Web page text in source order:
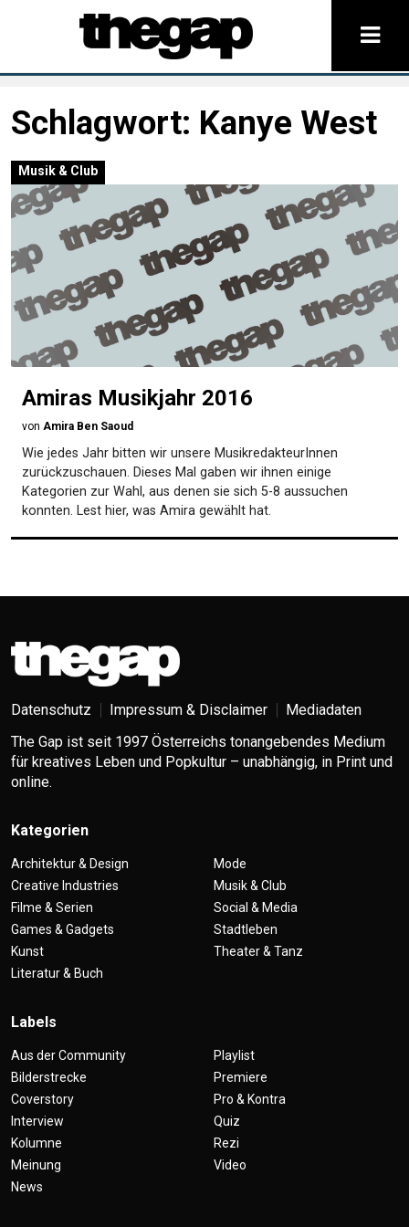
Schlagwort: Kanye West
Musik & Club
Amiras Musikjahr 2016
von Amira Ben Saoud
Wie jedes Jahr bitten wir unsere MusikredakteurInnen
zurückzuschauen. Dieses Mal gaben wir ihnen einige
Kategorien zur Wahl, aus denen sie sich 5-8 aussuchen
konnten. Lest hier, was Amira gewählt hat.
Datenschutz Impressum & Disclaimer
Mediadaten
The Gap ist seit 1997 Österreichs tonangebendes Medium
für kreatives Leben und Popkultur – unabhängig, in Print und
online.
Kategorien
Architektur & Design
Creative Industries
Filme & Serien
Games & Gadgets
Kunst
Literatur & Buch
Mode
Musik & Club
Social & Media
Stadtleben
Theater & Tanz
Labels
Aus der Community
Bilderstrecke
Coverstory
Interview
Kolumne
Meinung
News
Playlist
Premiere
Pro & Kontra
Quiz
Rezi
Video